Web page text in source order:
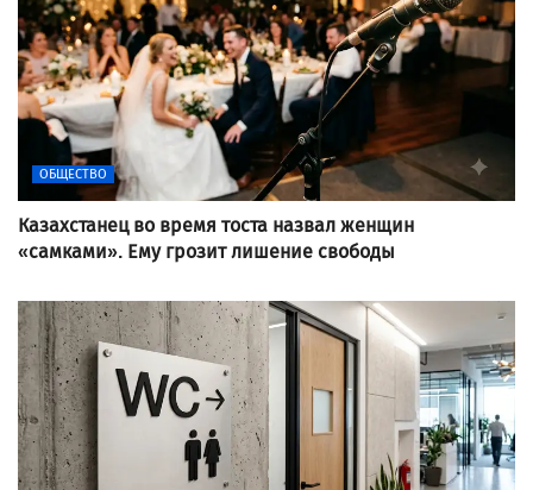
ОБЩЕСТВО
Казахстанец во время тоста назвал женщин
«самками». Ему грозит лишение свободы